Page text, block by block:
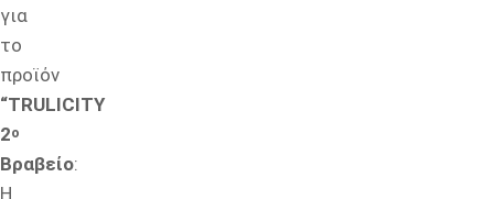
για
το
προϊόν
“TRULICITY
2ο
Βραβείο:
Η